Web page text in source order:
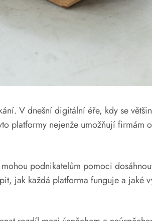
V dnešní digitální éře, kdy se
platformy nejenže umožňují
podnikatelům pomoci
jak každá platforma funguje a jaké